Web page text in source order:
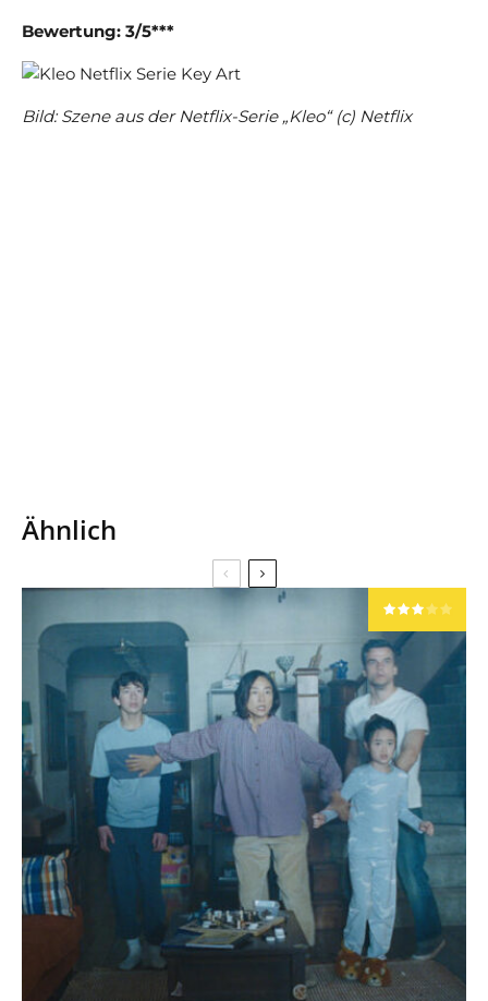
Bewertung: 3/5***
Bild: Szene aus der Netflix-Serie „Kleo“ (c) Netflix
Ähnlich